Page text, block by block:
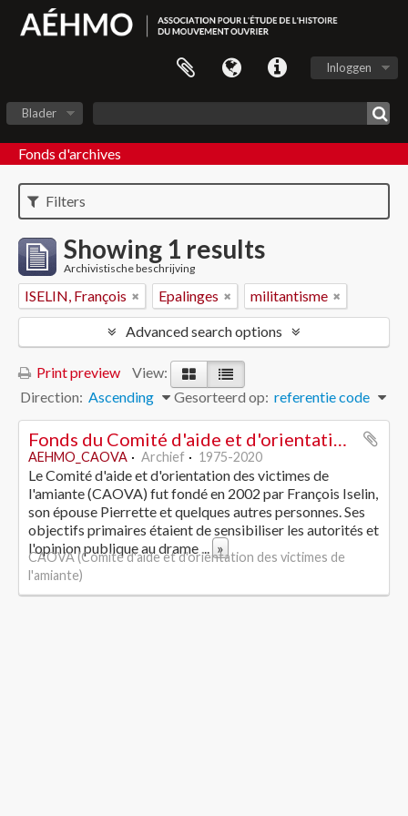
Inloggen
Blader
Fonds d'archives
Filters
Showing 1 results
Archivistische beschrijving
ISELIN, François Epalinges militantisme
Advanced search options
Print preview
View:
Gesorteerd op: referentie code
Direction: Ascending
Fonds du Comité d'aide et d'orientation des victimes de l'amiante
AEHMO_CAOVA Archief 1975-2020
Le Comité d'aide et d'orientation des victimes de
l'amiante (CAOVA) fut fondé en 2002 par François Iselin,
son épouse Pierrette et quelques autres personnes. Ses
objectifs primaires étaient de sensibiliser les autorités et
l'opinion publique au drame... »
CAOVA (Comité d'aide et d'orientation des victimes de
l'amiante)